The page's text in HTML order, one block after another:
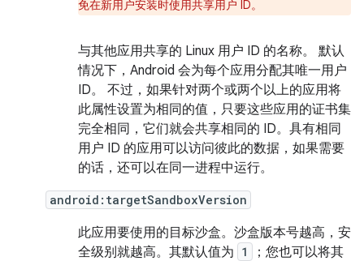
免在新用户安装时使用共享用户 ID。
与其他应用共享的 Linux 用户 ID 的名称。 默认
情况下，Android 会为每个应用分配其唯一用户
ID。 不过，如果针对两个或两个以上的应用将
此属性设置为相同的值，只要这些应用的证书集
完全相同，它们就会共享相同的 ID。具有相同
用户 ID 的应用可以访问彼此的数据，如果需要
的话，还可以在同一进程中运行。
android:targetSandboxVersion
此应用要使用的目标沙盒。沙盒版本号越高，安
全级别就越高。其默认值为 1
；您也可以将其